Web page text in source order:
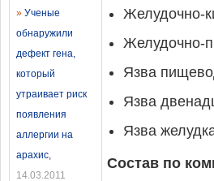
» Ученые
обнаружили
дефект гена,
который
утраивает риск
появления
аллергии на
арахис,
14.03.2011
Желудочно-
Желудочно-
Язва
Язва
Язва
Состав по